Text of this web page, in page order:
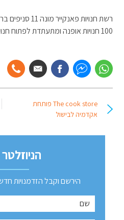
רשת חנויות
100 חנויות אופנה ומתעתדת לפתוח חנויות נוספות במהלך 2007.
The cook store פותחת
אקדמיה לבישול
הירשם וקבל הזדמנויות